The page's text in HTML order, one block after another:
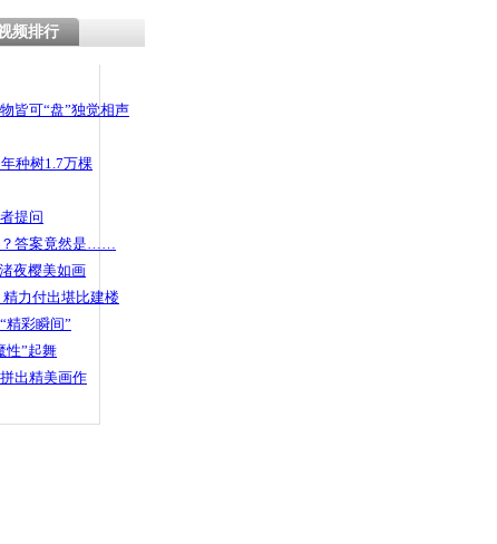
频排行
皆可“盘”独觉相声
种树1.7万棵
提问
答案竟然是……
夜樱美如画
力付出堪比建楼
精彩瞬间”
性”起舞
出精美画作